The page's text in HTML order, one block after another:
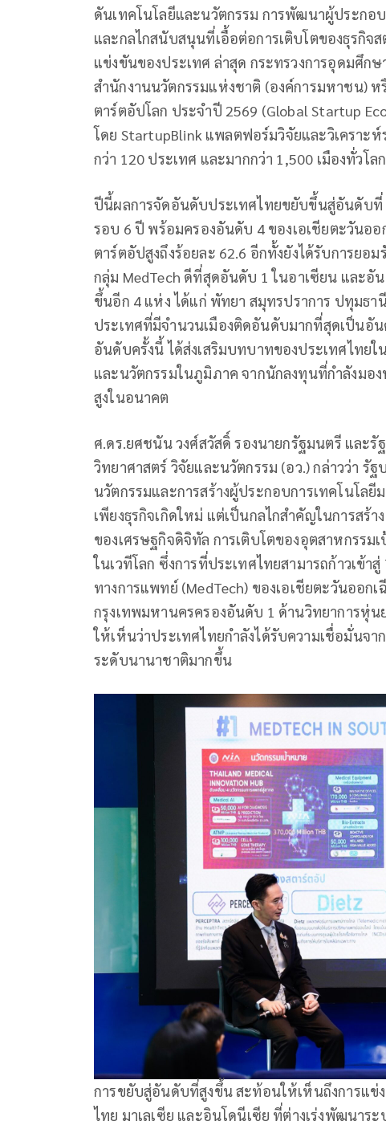
ดันเทคโนโลยีและนวัตกรรม การพัฒนาผู้ประกอ
และกลไกสนับสนุนที่เอื้อต่อการเติบโตของธุรกิจ
แข่งขันของประเทศ ล่าสุด กระทรวงการอุดมศึก
สำนักงานนวัตกรรมแห่งชาติ (องค์การมหาชน)
ตาร์ตอัปโลก ประจำปี 2569 (Global Startup
โดย StartupBlink แพลตฟอร์มวิจัยและวิเคราะ
กว่า 120 ประเทศ และมากกว่า 1,500 เมืองทั่วโลก
ปีนี้ผลการจัดอันดับประเทศไทยขยับขึ้นสู่อันดับที่
รอบ 6 ปี พร้อมครองอันดับ 4 ของเอเชียตะวันออ
ตาร์ตอัปสูงถึงร้อยละ 62.6 อีกทั้งยังได้รับการยอ
กลุ่ม MedTech ดีที่สุดอันดับ 1 ในอาเซียน และอั
ขึ้นอีก 4 แห่ง ได้แก่ พัทยา สมุทรปราการ ปทุมธ
ประเทศที่มีจำนวนเมืองติดอันดับมากที่สุดเป็นอัน
อันดับครั้งนี้ ได้ส่งเสริมบทบาทของประเทศไทย
และนวัตกรรมในภูมิภาค จากนักลงทุนที่กำลังมอ
สูงในอนาคต
ศ.ดร.ยศชนัน วงศ์สวัสดิ์ รองนายกรัฐมนตรี และรั
วิทยาศาสตร์ วิจัยและนวัตกรรม (อว.) กล่าวว่า
นวัตกรรมและการสร้างผู้ประกอบการเทคโนโลยี
เพียงธุรกิจเกิดใหม่ แต่เป็นกลไกสำคัญในการสร้
ของเศรษฐกิจดิจิทัล การเติบโตของอุตสาหกรรม
ในเวทีโลก ซึ่งการที่ประเทศไทยสามารถก้าวเข้
ทางการแพทย์ (MedTech) ของเอเชียตะวันออก
กรุงเทพมหานครครองอันดับ 1 ด้านวิทยาการหุ่
ให้เห็นว่าประเทศไทยกำลังได้รับความเชื่อมั่นจ
ระดับนานาชาติมากขึ้น
การขยับสู่อันดับที่สูงขึ้น สะท้อนให้เห็นถึงการแข่
ไทย มาเลเซีย และอินโดนีเซีย ที่ต่างเร่งพัฒนาร